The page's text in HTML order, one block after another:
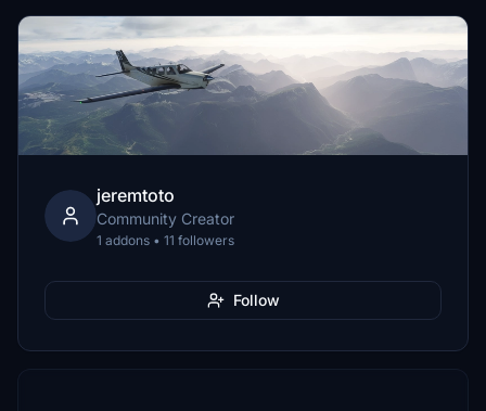
jeremtoto
Community Creator
1 addons • 11 followers
Follow